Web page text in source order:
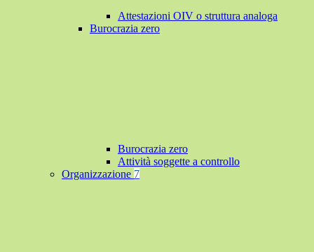
Attestazioni OIV o struttura analoga
Burocrazia zero
Burocrazia zero
Attività soggette a controllo
Organizzazione 7